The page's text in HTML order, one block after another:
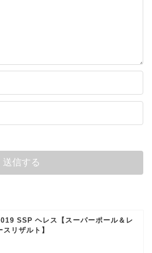
SSP ヘレス【スーパーポール＆レ
スリザルト】